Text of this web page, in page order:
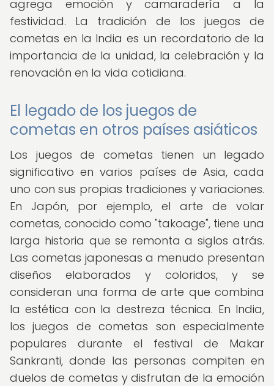
agrega emoción y camaradería a la
festividad. La tradición de los juegos de
cometas en la India es un recordatorio de la
importancia de la unidad, la celebración y la
renovación en la vida cotidiana.
El legado de los juegos de
cometas en otros países asiáticos
Los juegos de cometas tienen un legado
significativo en varios países de Asia, cada
uno con sus propias tradiciones y variaciones.
En Japón, por ejemplo, el arte de volar
cometas, conocido como "takoage", tiene una
larga historia que se remonta a siglos atrás.
Las cometas japonesas a menudo presentan
diseños elaborados y coloridos, y se
consideran una forma de arte que combina
la estética con la destreza técnica. En India,
los juegos de cometas son especialmente
populares durante el festival de Makar
Sankranti, donde las personas compiten en
duelos de cometas y disfrutan de la emoción